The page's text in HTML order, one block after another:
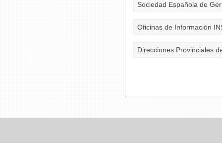
Sociedad Española de
Oficinas de Información
Direcciones Provinciales